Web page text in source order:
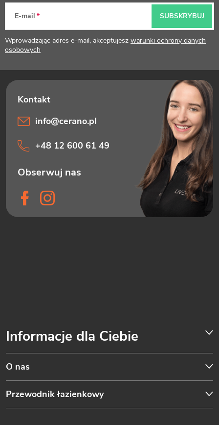
k
a
E-mail
Wprowadzając adres e-mail, akceptujesz warunki ochrony danych
osobowych
SUBSKRYBUJ
Informacje dla Ciebie
O nas
Przewodnik łazienkowy
info@cerano.pl
+48 12 600 61 49